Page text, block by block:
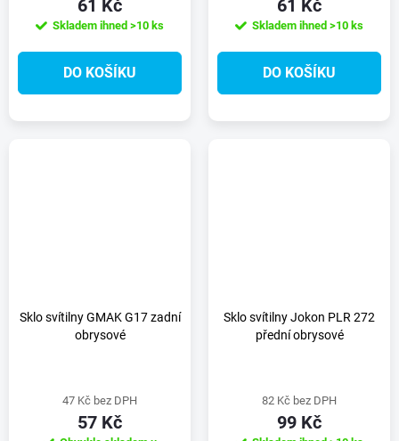
61 Kč
Skladem ihned >10 ks
DO KOŠÍKU
61 Kč
Skladem ihned >10 ks
DO KOŠÍKU
Sklo svítilny GMAK G17 zadní
obrysové
47 Kč bez DPH
57 Kč
Sklo svítilny Jokon PLR 272
přední obrysové
82 Kč bez DPH
99 Kč